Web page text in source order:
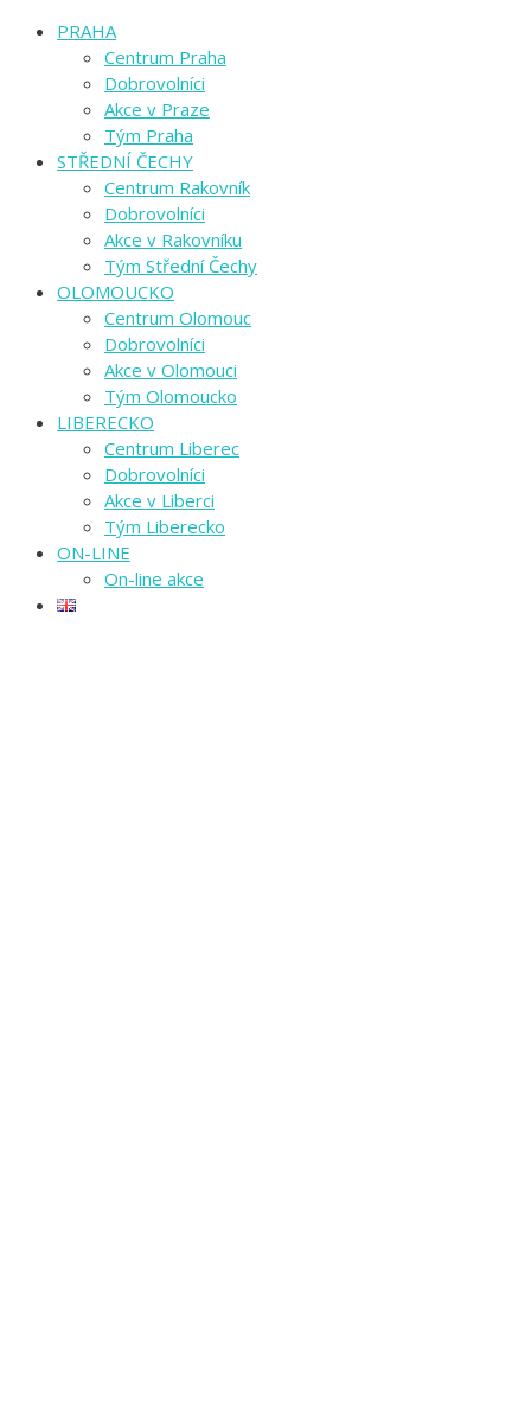
PRAHA
Centrum Praha
Dobrovolníci
Akce v Praze
Tým Praha
STŘEDNÍ ČECHY
Centrum Rakovník
Dobrovolníci
Akce v Rakovníku
Tým Střední Čechy
OLOMOUCKO
Centrum Olomouc
Dobrovolníci
Akce v Olomouci
Tým Olomoucko
LIBERECKO
Centrum Liberec
Dobrovolníci
Akce v Liberci
Tým Liberecko
ON-LINE
On-line akce